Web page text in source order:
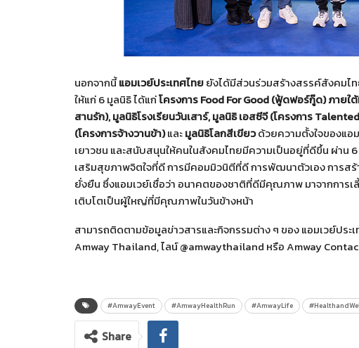
นอกจากนี้แอมเวย์ประเทศไทยยังได้มีส่วนร่วมสร้างสรรค์สังคมไ
ให้แก่ 6 มูลนิธิ ได้แก่โครงการFood For Good (ฟู้ดฟอร์กู๊ด) ภาย
สานรัก), มูลนิธิโรงเรียนวันเสาร์, มูลนิธิ เอสซีจี (โครงการ
(โครงการจ้างวานข้า)และมูลนิธิโลกสีเขียวด้วยความตั้งใจของแ
เยาวชน และสนับสนุนให้คนในสังคมไทยมีความเป็นอยู่ที่ดีขึ้น ผ่าน
เสริมสุขภาพจิตใจที่ดี การมีคอมมิวนิตีที่ดี การพัฒนาตัวเอง การส
ยั่งยืน ซึ่งแอมเวย์เชื่อว่า อนาคตของชาติที่ดีมีคุณภาพ มาจากการเ
เติบโตเป็นผู้ใหญ่ที่มีคุณภาพในวันข้างหน้า
สามารถติดตามข้อมูลข่าวสารและกิจกรรมต่าง ๆ ของ แอมเวย์ประ
Amway Thailand, ไลน์ @amwaythailand หรือ Amway
#AmwayEvent #AmwayHealthRun #AmwayLife
Share